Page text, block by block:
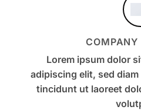
COMPANY
Lorem ipsum dolor
adipiscing elit, sed
tincidunt ut laoreet